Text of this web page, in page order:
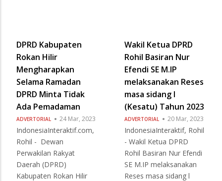
DPRD Kabupaten
Rokan Hilir
Mengharapkan
Selama Ramadan
DPRD Minta Tidak
Ada Pemadaman
ADVERTORIAL 24 Mar, 2023
IndonesiaInteraktif.com,
Rohil - Dewan
Perwakilan Rakyat
Daerah (DPRD)
Kabupaten Rokan Hilir
Wakil Ketua DPRD
Rohil Basiran Nur
Efendi SE M.IP
melaksanakan Reses
masa sidang l
(Kesatu) Tahun 2023
ADVERTORIAL 20 Mar, 2023
IndonesiaInteraktif, Rohil
- Wakil Ketua DPRD
Rohil Basiran Nur Efendi
SE M.IP melaksanakan
Reses masa sidang l